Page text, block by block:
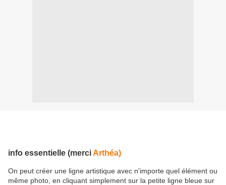
info essentielle (merci Arthéa)
On peut créer une ligne artistique avec n'importe quel élément ou
même photo, en cliquant simplement sur la petite ligne bleue sur